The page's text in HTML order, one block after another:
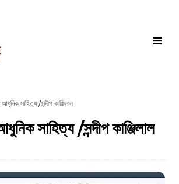
সাহিত্য /সন্দীপ কাঞ্জিলাল
সাহিত্য /সন্দীপ কাঞ্জিলাল